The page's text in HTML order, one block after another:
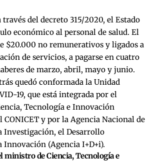
del decreto 315/2020, el Estado
económico al personal de salud. El
$20.000 no remunerativos y ligados a
de servicios, a pagarse en cuatro
de marzo, abril, mayo y junio.
quedó conformada la Unidad
19, que está integrada por el
Tecnología e Innovación
CONICET y por la Agencia Nacional de
Investigación, el Desarrollo
Innovación (Agencia I+D+i).
ministro de Ciencia, Tecnología e